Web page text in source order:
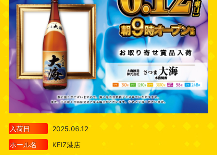
入荷日
2025.06.12
ホール名
KEIZ港店